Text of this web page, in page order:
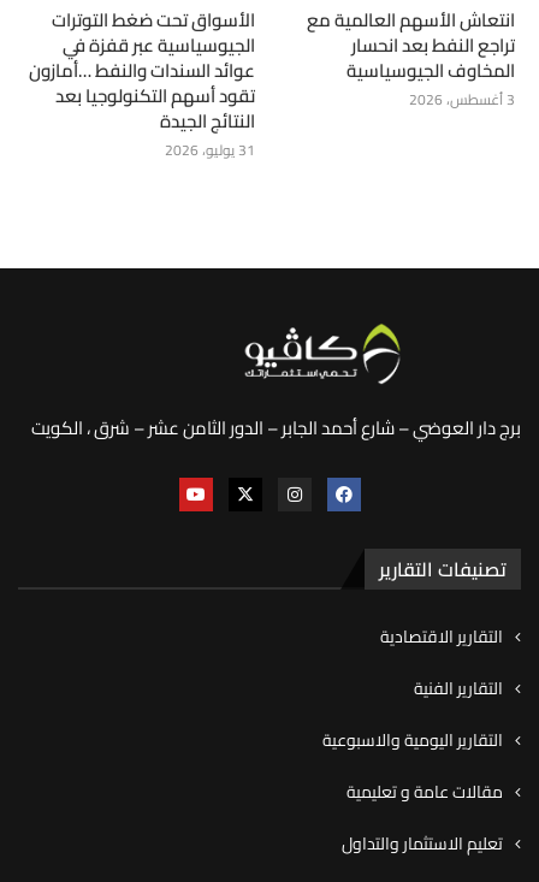
انتعاش الأسهم العالمية مع
تراجع النفط بعد انحسار
المخاوف الجيوسياسية
3 أغسطس، 2026
الأسواق تحت ضغط التوترات
الجيوسياسية عبر قفزة في
عوائد السندات والنفط …أمازون
تقود أسهم التكنولوجيا بعد
النتائج الجيدة
31 يوليو، 2026
برج دار العوضي – شارع أحمد الجابر – الدور الثامن عشر – شرق ، الكويت
تصنيفات التقارير
التقارير الاقتصادية
التقارير الفنية
التقارير اليومية والاسبوعية
مقالات عامة و تعليمية
تعليم الاستثمار والتداول